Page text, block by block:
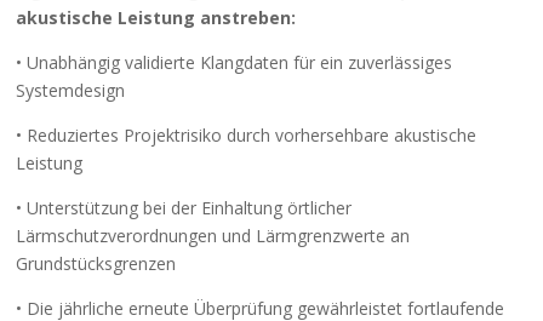
akustische Leistung anstreben:
• Unabhängig validierte Klangdaten für ein zuverlässiges
Systemdesign
• Reduziertes Projektrisiko durch vorhersehbare akustische
Leistung
• Unterstützung bei der Einhaltung örtlicher
Lärmschutzverordnungen und Lärmgrenzwerte an
Grundstücksgrenzen
• Die jährliche erneute Überprüfung gewährleistet fortlaufende